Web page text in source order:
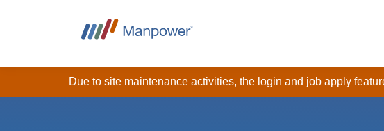
Due to site maintenance activities, the login and job apply